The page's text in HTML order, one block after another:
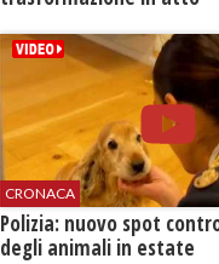
CRONACA
Polizia: nuovo spot
degli animali in estate